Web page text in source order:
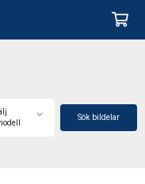
Sök bildelar